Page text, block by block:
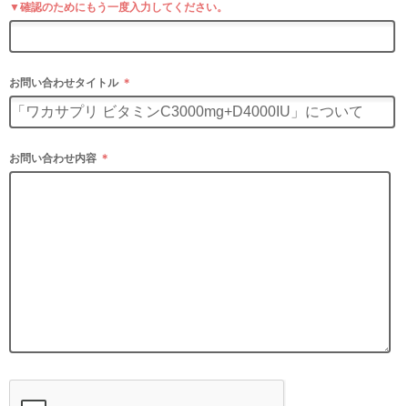
▼確認のためにもう一度入力してください。
お問い合わせタイトル ＊
お問い合わせ内容 ＊